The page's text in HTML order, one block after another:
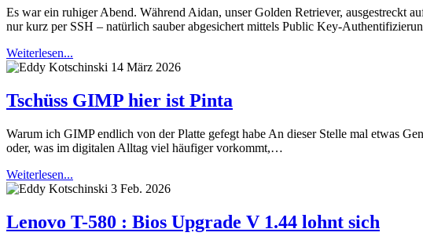
Es war ein ruhiger Abend. Während Aidan, unser Golden Retriever, ausgestreckt
nur kurz per SSH – natürlich sauber abgesichert mittels Public Key-
Weiterlesen...
14 März 2026
Tschüss GIMP hier ist Pinta
Warum ich GIMP endlich von der Platte gefegt habe An dieser Stelle mal etwas
oder, was im digitalen Alltag viel häufiger vorkommt,…
Weiterlesen...
3 Feb. 2026
Lenovo T-580 : Bios Upgrade V 1.44 lohnt sich